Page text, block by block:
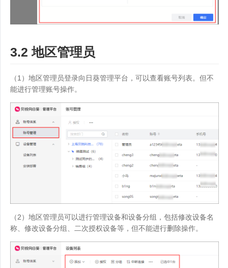
3.2 地区管理员
（1）地区管理员登录向日葵管理平台，可以查看账号列表。但不
能进行管理账号操作。
（2）地区管理员可以进行管理设备和设备分组，包括修改设备名
称、修改设备分组、二次授权设备等，但不能进行删除操作。